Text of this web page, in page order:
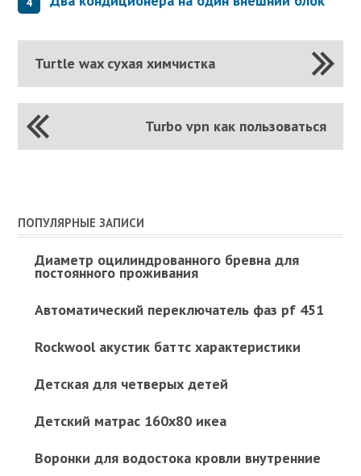
Turtle wax сухая химчистка
Turbo vpn как пользоваться
ПОПУЛЯРНЫЕ ЗАПИСИ
Диаметр оцилиндрованного бревна для
постоянного проживания
Автоматический переключатель фаз pf 451
Rockwool акустик баттс характеристики
Детская для четверых детей
Детский матрас 160х80 икеа
Воронки для водостока кровли внутренние